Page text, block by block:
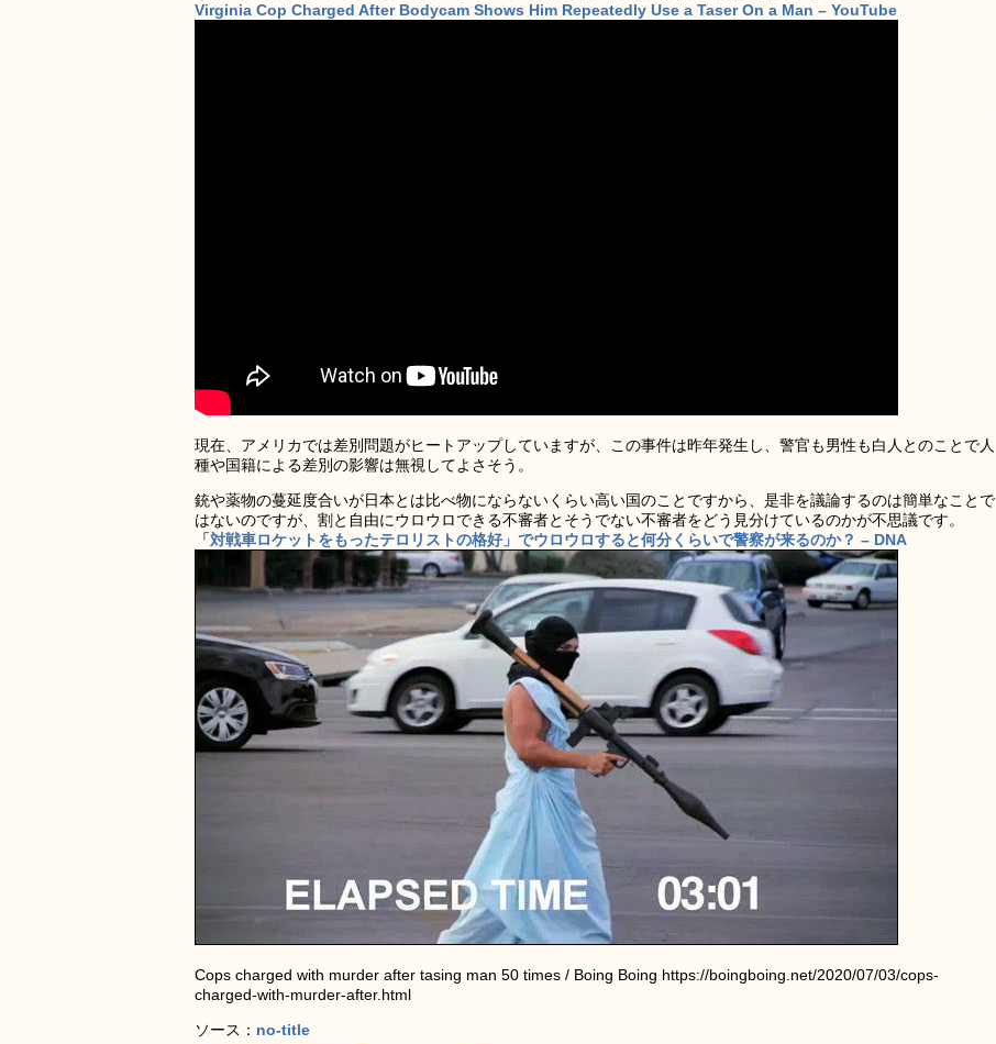
Virginia Cop Charged After Bodycam Shows Him Repeatedly Use a Taser On a Man – YouTube
現在、アメリカでは差別問題がヒートアップしていますが、この事件は昨年発生し、警官も男性も白人とのことで人
種や国籍による差別の影響は無視してよさそう。
銃や薬物の蔓延度合いが日本とは比べ物にならないくらい高い国のことですから、是非を議論するのは簡単なことで
はないのですが、割と自由にウロウロできる不審者とそうでない不審者をどう見分けているのかが不思議です。
「対戦車ロケットをもったテロリストの格好」でウロウロすると何分くらいで警察が来るのか？ – DNA
Cops charged with murder after tasing man 50 times / Boing Boing https://boingboing.net/2020/07/03/cops-
charged-with-murder-after.html
ソース： no-title